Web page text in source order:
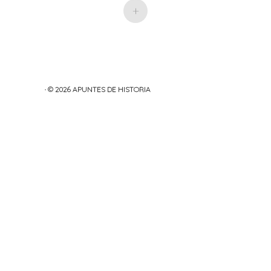
es publicas y el +
· © 2026 APUNTES DE HISTORIA